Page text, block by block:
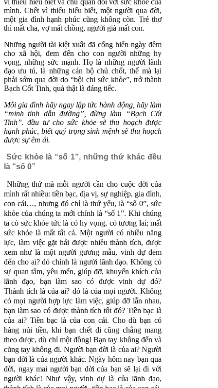
vì thiếu hiểu biết và chủ quan đối với sức khỏe của
mình. Chết vì thiếu hiểu biết, một người qua đời,
một gia đình hạnh phúc cũng không còn. Trẻ thơ
thì mất cha, vợ mất chồng, người già mất con.
Những người tài kiệt xuất đã cống hiến ngày đêm
cho xã hội, đem đến cho con người những hy
vọng, những sức mạnh. Họ là những người lãnh
đạo ưu tú, là những cán bộ chủ chốt, thế mà lại
phải sớm qua đời do “bội chi sức khỏe”, trở thành
Bạch Cốt Tinh, quả thật là đáng tiếc.
Mỗi gia đình hãy ngay lập tức hành động, hãy làm
“minh tinh dẫn đường”, đừng làm “Bạch Cốt
Tinh”. đầu tư cho sức khỏe sẽ thu hoạch được
hạnh phúc, biết quý trọng sinh mệnh sẽ thu hoạch
được sự êm ái.
Sức khỏe là “số 1”, những thứ khác đều
là “số 0”
Những thứ mà mỗi người cần cho cuộc đời của
mình rất nhiều: tiền bạc, địa vị, sự nghiệp, gia đình,
con cái…, nhưng đó chỉ là thứ yếu, là “số 0”, sức
khỏe của chúng ta mới chính là “số 1”. Khi chúng
ta có sức khỏe tức là có hy vọng, có tương lai; mất
sức khỏe là mất tất cả. Một người có nhiều năng
lực, làm việc gặt hái được nhiều thành tích, được
xem như là một người gương mẫu, vinh dự đem
đến cho ai? đó chính là người lãnh đạo. Không có
sự quan tâm, yêu mến, giúp đỡ, khuyến khích của
lãnh đạo, bạn làm sao có được vinh dự đó?
Thànhtích là của ai? đó là của mọi người. Không
có mọi người hợp lực làm việc, giúp đỡ lẫn nhau,
bạn làm sao có được thành tích tốt đó? Tiền bạc là
của ai? Tiền bạc là của con cái. Cho dù bạn có
hàng núi tiền, khi bạn chết đi cũng chẳng mang
theo được, dù chỉ một đồng! Bạn tay không đến và
cũng tay không đi. Người bạn đời là của ai? Người
bạn đời là của người khác. Ngày hôm nay bạn qua
đời, ngay mai người bạn đời của bạn sẽ lại đi với
người khác! Như vậy, vinh dự là của lãnh đạo,